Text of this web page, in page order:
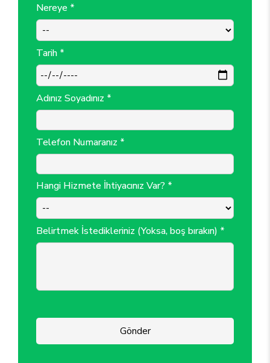
Nereye *
Tarih *
Adınız Soyadınız *
Telefon Numaranız *
Hangi Hizmete İhtiyacınız Var? *
Belirtmek İstedikleriniz (Yoksa, boş bırakın) *
Gönder